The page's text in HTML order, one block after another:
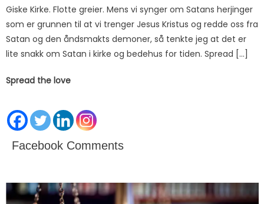
Giske Kirke. Flotte greier. Mens vi synger om Satans herjinger
som er grunnen til at vi trenger Jesus Kristus og redde oss fra
Satan og den åndsmakts demoner, så tenkte jeg at det er
lite snakk om Satan i kirke og bedehus for tiden. Spread […]
Spread the love
Facebook Comments